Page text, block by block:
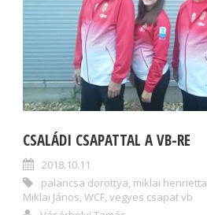
CSALÁDI CSAPATTAL A VB-RE
2018.10.11
palancsa dorottya, miklai henrietta
Miklai János, WCF, vegyes csapat vb